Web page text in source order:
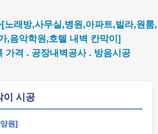
노래방,사무실,병원,아파트,빌라,원룸,
,음악학원,호텔 내벽 칸막이]
가격 . 공장내벽공사 . 방음시공
이 시공
원]